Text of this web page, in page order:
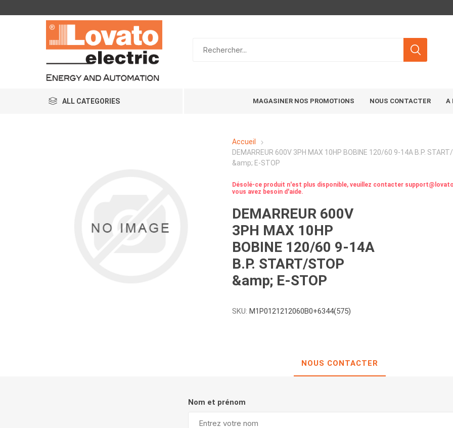
ALL CATEGORIES MAGASINER NOS PROMOTIONS NOUS CONTACTER A
Accueil
DEMARREUR 600V 3PH MAX 10HP BOBINE 120/60 9-14A B.P.
&amp; E-STOP
Désolé-ce produit n'est plus disponible, veuillez contacter
vous avez besoin d'aide.
DEMARREUR 600V
3PH MAX 10HP
BOBINE 120/60 9-14A
B.P. START/STOP
&amp; E-STOP
SKU: M1P0121212060B0+6344(575)
NOUS CONTACTER
Nom et prénom